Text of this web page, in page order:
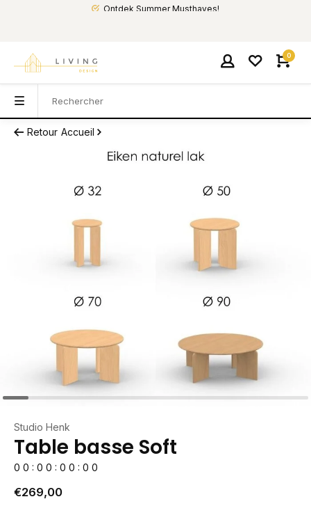
Ontdek Summer Musthaves!
0
Retour Accueil
Studio Henk
Table basse Soft
0 0 : 0 0 : 0 0 : 0 0
€269,00